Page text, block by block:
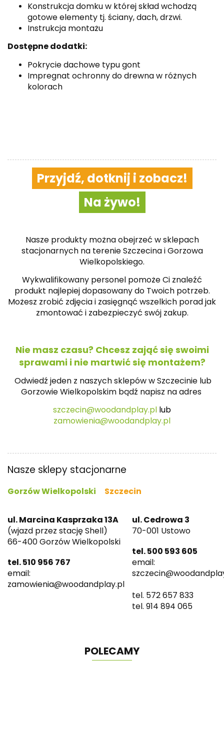
Konstrukcja domku w której skład wchodzą
gotowe elementy tj. ściany, dach, drzwi.
Instrukcja montażu
Dostępne dodatki:
Pokrycie dachowe typu gont
Impregnat ochronny do drewna w różnych
kolorach
Przyjdź, dotknij i zobacz!
Na żywo!
Nasze produkty można obejrzeć w sklepach
stacjonarnych na terenie Szczecina i Gorzowa
Wielkopolskiego.
Wykwalifikowany personel pomoże Ci znaleźć
produkt najlepiej dopasowany do Twoich potrzeb.
Możesz zrobić zdjęcia i zasięgnąć wszelkich porad jak
zmontować i zabezpieczyć swój zakup.
Nie masz czasu? Chcesz zająć się swoimi
sprawami i nie martwić się montażem?
Odwiedź jeden z naszych sklepów w Szczecinie lub
Gorzowie Wielkopolskim bądź napisz naadres
szczecin@woodandplay.pl lub
zamowienia@woodandplay.pl
Nasze sklepy stacjonarne
Gorzów Wielkopolski Szczecin
ul. Marcina Kasprzaka 13A
(wjazd przez stację Shell)
66-400 Gorzów Wielkopolski
tel. 510 956 767
email:
zamowienia@woodandplay.pl
ul. Cedrowa 3
70-001 Ustowo
tel. 500 593 605
email:
tel. 572 657 833
tel. 914 894 065
POLECAMY